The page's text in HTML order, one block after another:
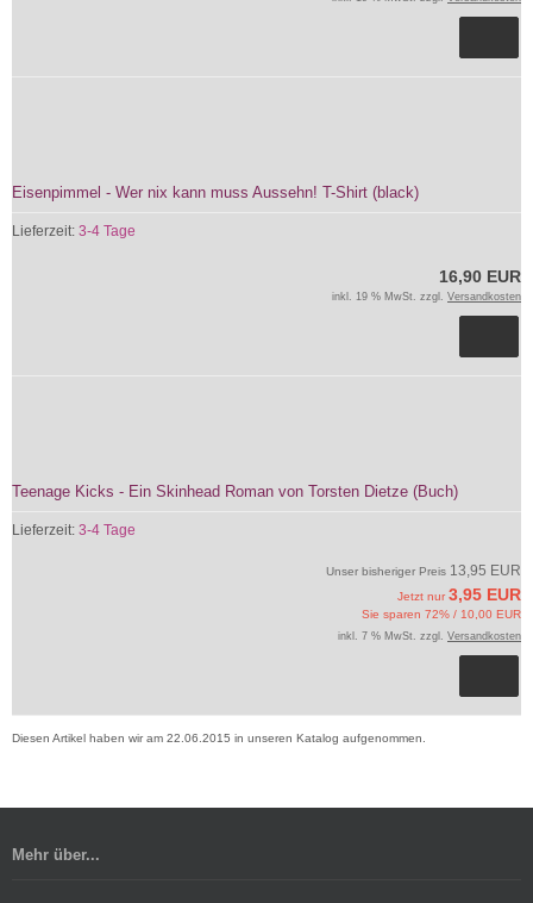
Eisenpimmel - Wer nix kann muss Aussehn! T-Shirt (black)
Lieferzeit: 3-4 Tage
16,90 EUR
inkl. 19 % MwSt. zzgl. Versandkosten
Teenage Kicks - Ein Skinhead Roman von Torsten Dietze (Buch)
Lieferzeit: 3-4 Tage
Unser bisheriger Preis 13,95 EUR
Jetzt nur 3,95 EUR
Sie sparen 72% / 10,00 EUR
inkl. 7 % MwSt. zzgl. Versandkosten
Diesen Artikel haben wir am 22.06.2015 in unseren Katalog aufgenommen.
Mehr über...